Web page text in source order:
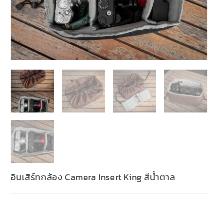
อินเสิร์ทกล้อง Camera Insert King สีน้ำตาล